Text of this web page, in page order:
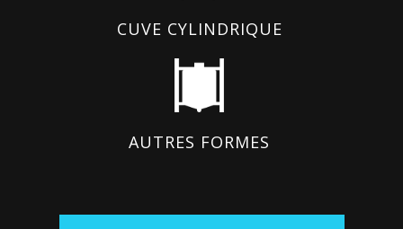
CUVE CYLINDRIQUE
AUTRES FORMES